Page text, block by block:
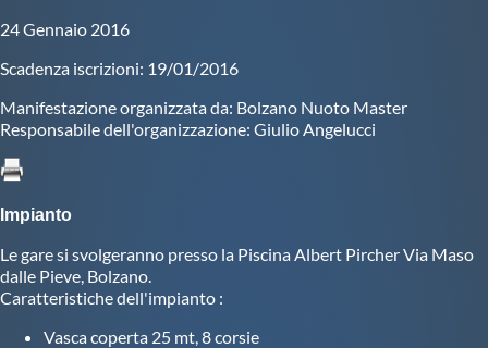
Fondo
Master
Formazione
24 Gennaio 2016
Scadenza iscrizioni: 19/01/2016
Manifestazione organizzata da: Bolzano Nuoto Master
Responsabile dell'organizzazione: Giulio Angelucci
Impianto
Le gare si svolgeranno presso la Piscina Albert Pircher Via Maso
dalle Pieve, Bolzano.
Caratteristiche dell'impianto :
Vasca coperta 25 mt, 8 corsie